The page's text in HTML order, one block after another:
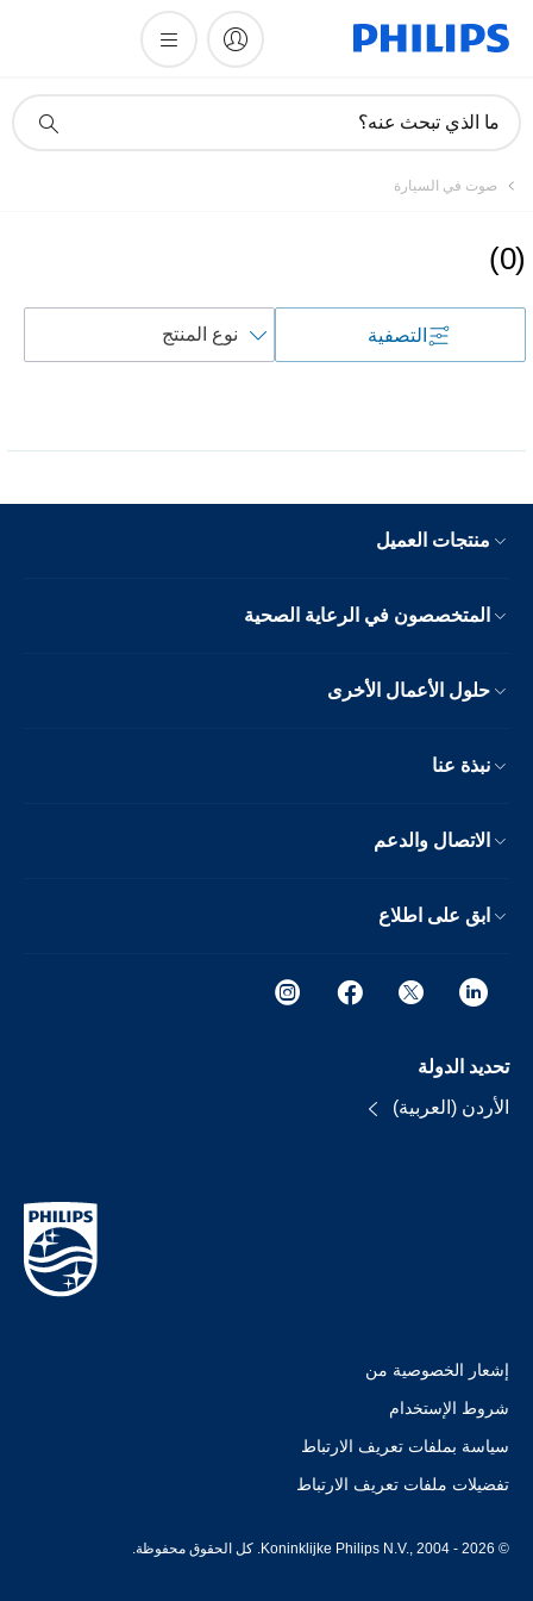
دعم
ما الذي تبحث عنه؟
صوت في السيارة
(
0
)
التصفية
حسب
منتجات العميل
المتخصصون في الرعاية الصحية
حلول الأعمال الأخرى
نبذة عنا
الاتصال والدعم
ابق على اطلاع
تحديد الدولة
الأردن (العربية)
إشعار الخصوصية من
شروط الإستخدام
سياسة بملفات تعريف الارتباط
تفضيلات ملفات تعريف الارتباط
© Koninklijke Philips N.V., 2004 - 2026. كل الحقوق محفوظة.